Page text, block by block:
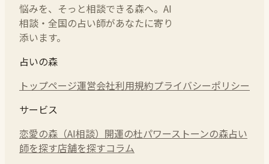
悩みを、そっと相談できる森へ。AI
相談・全国の占い師があなたに寄り
添います。
占いの森
トップページ運営会社利用規約プライバシーポリシー
サービス
恋愛の森（AI相談） 開運の杜パワーストーンの森占い
師を探す店舗を探すコラム